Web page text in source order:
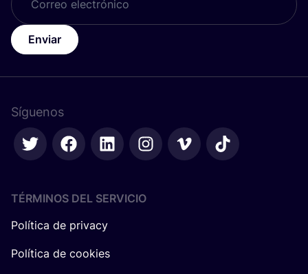
Enviar
Síguenos
TÉRMINOS DEL SERVICIO
Política de privacy
Política de cookies